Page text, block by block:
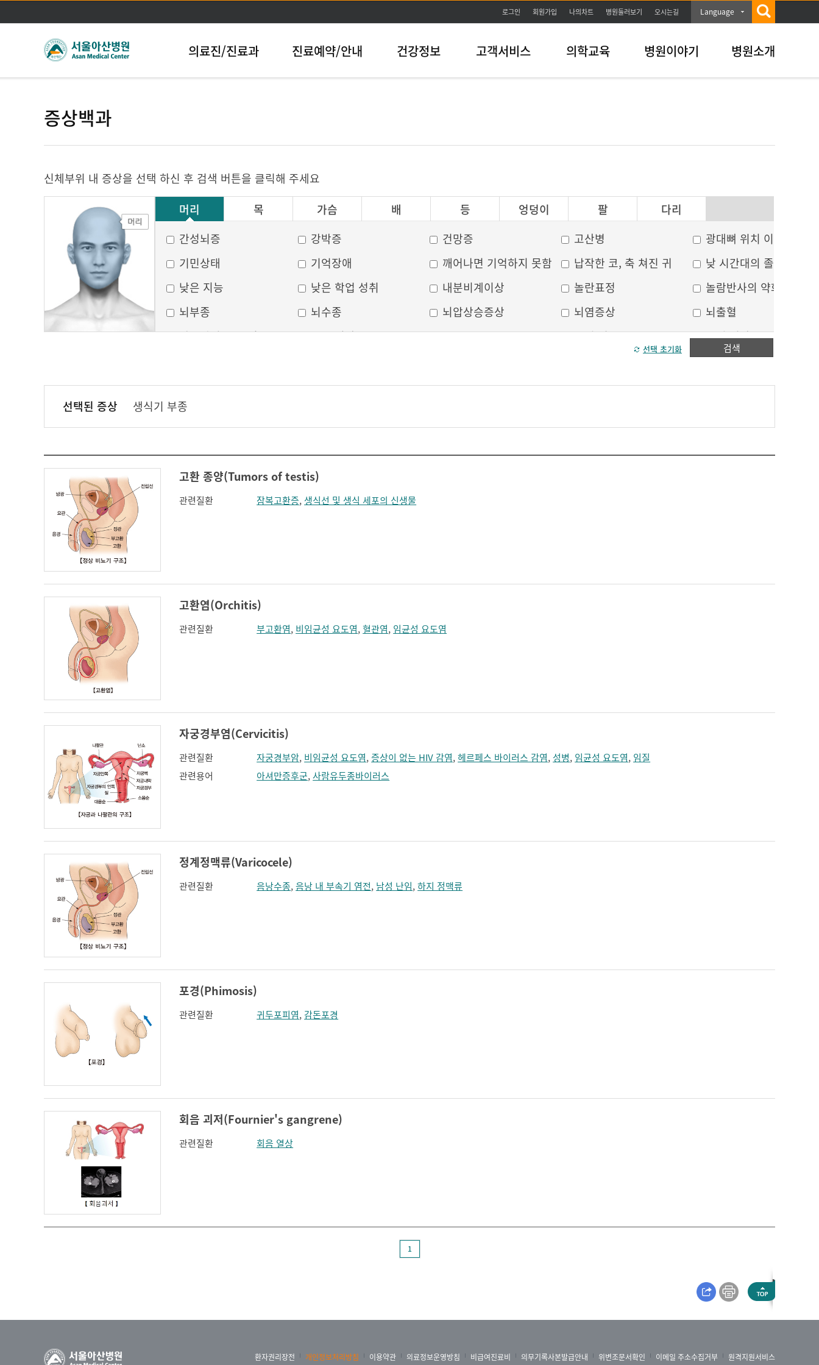
본문바로가기
로그인 회원가입 나의차트 병원둘러보기 오시는길 Language
의료진/진료과 진료예약/안내 건강정보 고객서비스 의학교육 병원이야기 병원소개
증상백과
신체부위 내 증상을 선택 하신 후 검색 버튼을 클릭해 주세요
머리
목 가슴 배 등 엉덩이 팔
다리
그 외
간성뇌증 강박증 건망증 고산병
광대뼈 위치 이상
기민상태
기억장애 깨어나면 기억하지 못함 납작한 코, 축 쳐진 귀
낮 시간대의 졸음
낮은 지능
낮은 학업 성취 내분비계이상 놀란표정
놀람반사의 약화
뇌부종
뇌수종 뇌압상승증상 뇌염증상
뇌출혈
달모양의 둥근 얼굴
두부 외상 두통 두피 건조
두피 열상
모발이 거침
무균성 뇌막염
무의식 박동성 통증 방향감각 상실
볼, 눈주위 움푹 꺼짐
볼이 처짐
안면홍조
어지러움 언어장애 얼굴 중심선이 안맞음
얼굴 한쪽의 반점
얼굴모양변화
얼굴부종
얼굴이 밋밋함
얼굴이 화끈거림
코 옆과 입꼬리 주름
콧등이 넓어짐 턱끝이 커보임 턱의 통증
편두통
하악전돌
검색
선택 초기화
선택된 증상 생식기 부종
고환 종양(Tumors of testis)
관련질환 잠복고환증, 생식선 및 생식 세포의 신생물
고환염(Orchitis)
관련질환 부고환염, 비임균성 요도염,혈관염, 임균성 요도염
자궁경부염(Cervicitis)
관련질환 자궁경부암, 비임균성 요도염,증상이 없는 HIV 감염,헤르페스 바이러스 감염, 성병, 임균성 요도염, 임질
관련용어
아셔만증후군,사람유두종바이러스
정계정맥류(Varicocele)
관련질환 음낭수종,음낭 내 부속기 염전, 남성 난임,하지 정맥류
포경(Phimosis)
관련질환 귀두포피염, 감돈포경
회음 괴저(Fournier's gangrene)
관련질환 회음 열상
1
환자권리장전 개인정보처리방침 이용약관 의료정보운영방침 비급여진료비 의무기록사본발급안내 위변조문서확인 이메일 주소수집거부 원격지원서비스